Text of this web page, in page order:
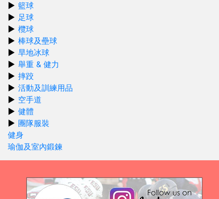
籃球
足球
欖球
棒球及壘球
旱地冰球
舉重 & 健力
摔跤
活動及訓練用品
空手道
健體
團隊服裝
健身
瑜伽及室內鍛鍊